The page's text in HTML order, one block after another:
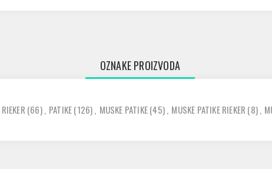
OZNAKE PROIZVODA
RIEKER (66), PATIKE(126), MUSKE PATIKE(45), MUSKE PATIKE RIEKER (8),